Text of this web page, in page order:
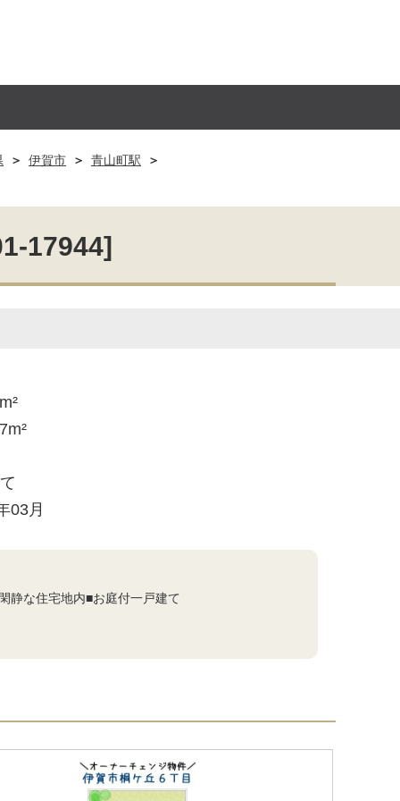
伊賀市 青山町駅
17944]
03月
静な住宅地内■お庭付一戸建て